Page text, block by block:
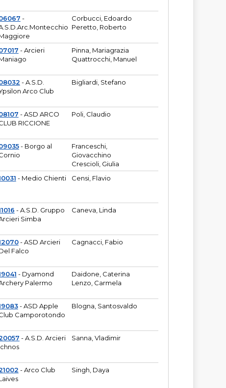
-
Corbucci, Edoardo
Peretto, Roberto
- Arcieri
Pinna, Mariagrazia
Quattrocchi, Manuel
- A.S.D.
Arco Club
Bigliardi, Stefano
- ASD ARCO
RICCIONE
Poli, Claudio
- Borgo al
Franceschi,
Giovacchino
Crescioli, Giulia
- Medio Chienti Censi, Flavio
- A.S.D. Gruppo
Simba
Caneva, Linda
- ASD Arcieri
Falco
Cagnacci, Fabio
- Dyamond
Palermo
Daidone, Caterina
Lenzo, Carmela
- ASD Apple
Camporotondo
Blogna, Santosvaldo
- A.S.D. Arcieri
Sanna, Vladimir
- Arco Club
Singh, Daya